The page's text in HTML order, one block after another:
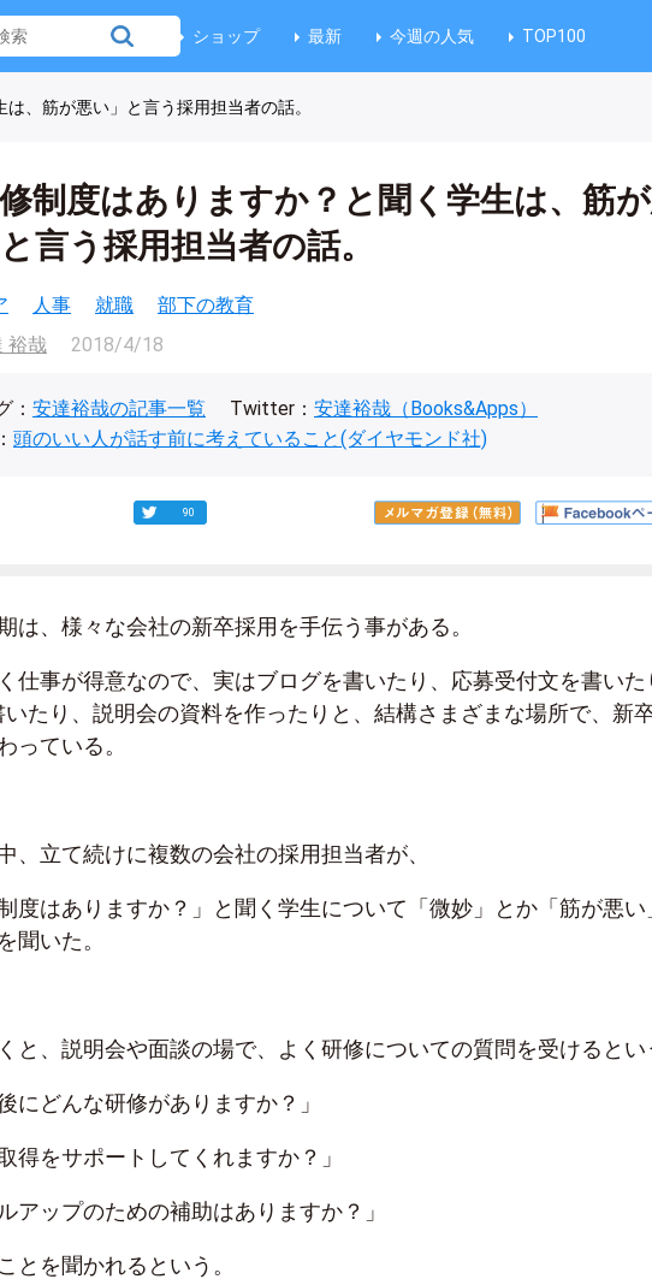
ショップ 最新 今週の人気 TOP100
、筋が悪い」と言う採用担当者の話。
修制度はありますか？と聞く学生は、筋
言う採用担当者の話。
人事 就職
部下の教育
裕哉
2018/4/18
： 安達裕哉の記事一覧 Twitter： 安達裕哉（Books&Apps）
頭のいい人が話す前に考えていること(ダイヤモンド社)
90
は、様々な会社の新卒採用を手伝う事がある。
仕事が得意なので、実はブログを書いたり、応募受付文を書いた
いたり、説明会の資料を作ったりと、結構さまざまな場所で、新
っている。
、立て続けに複数の会社の採用担当者が、
制度はありますか？」と聞く学生について「微妙」とか「筋が悪い
聞いた。
と、説明会や面談の場で、よく研修についての質問を受けるとい
にどんな研修がありますか？」
得をサポートしてくれますか？」
アップのための補助はありますか？」
とを聞かれるという。